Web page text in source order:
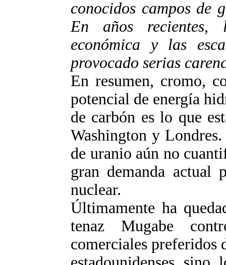
conocidos campos de
En años recientes,
económica y las
provocado serias
En resumen, cromo,
potencial de energía
de carbón es lo que
Washington y
de uranio aún no
gran demanda actual
nuclear.
Últimamente ha
tenaz Mugabe
comerciales preferidos